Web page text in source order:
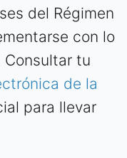
del Régimen
con lo
tu
de la
para llevar